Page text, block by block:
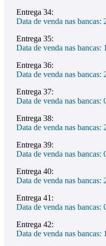
Entrega 34:
Data de venda nas bancas:
Entrega 35:
Data de venda nas bancas:
Entrega 36:
Data de venda nas bancas:
Entrega 37:
Data de venda nas bancas:
Entrega 38:
Data de venda nas bancas:
Entrega 39:
Data de venda nas bancas:
Entrega 40:
Data de venda nas bancas:
Entrega 41:
Data de venda nas bancas:
Entrega 42:
Data de venda nas bancas: